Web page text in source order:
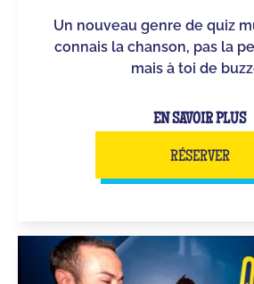
Un nouveau genre de quiz
connais la chanson, pas la
mais à toi de
EN SAVOIR PLUS
RÉSERVER